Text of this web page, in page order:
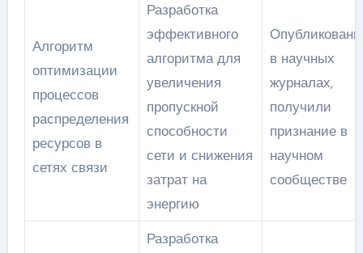
Алгоритм
оптимизации
процессов
распределения
ресурсов в
сетях связи
Разработка
эффективного
алгоритма для
увеличения
пропускной
способности
сети и снижения
затрат на
энергию
Опубликованы
в научных
журналах,
получили
признание в
научном
сообществе
Разработка